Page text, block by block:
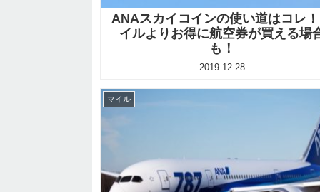
ANAスカイコインの使い道はコレ
イルよりお得に航空券が買える場
も！
2019.12.28
マイル